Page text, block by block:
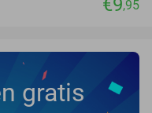
€9,95
gratis